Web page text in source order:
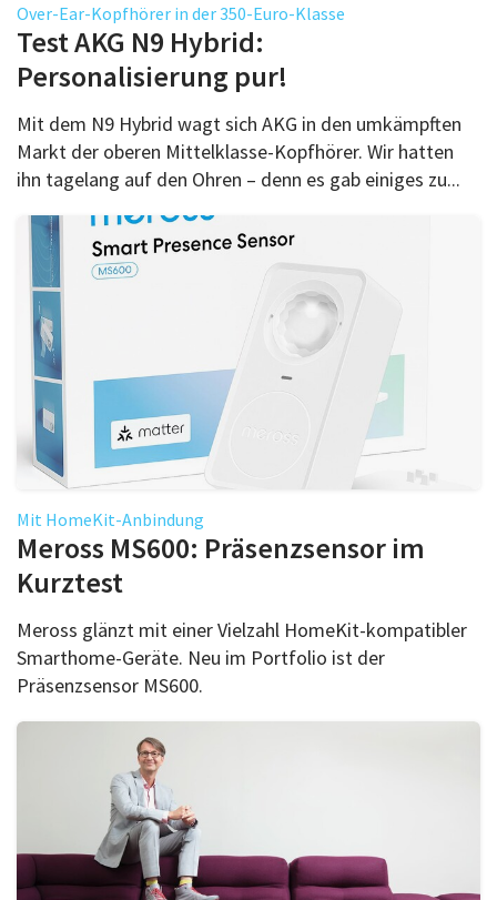
Over-Ear-Kopfhörer in der 350-Euro-Klasse
Test AKG N9 Hybrid:
Personalisierung pur!
Mit dem N9 Hybrid wagt sich AKG in den umkämpften
Markt der oberen Mittelklasse-Kopfhörer. Wir hatten
ihn tagelang auf den Ohren – denn es gab einiges zu...
Mit HomeKit-Anbindung
Meross MS600: Präsenzsensor im
Kurztest
Meross glänzt mit einer Vielzahl HomeKit-kompatibler
Smarthome-Geräte. Neu im Portfolio ist der
Präsenzsensor MS600.